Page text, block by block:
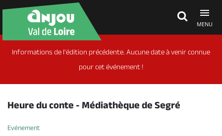
MENU
Découvrir
Agenda
Informations de l'édition précédente. Aucune date à venir connue
pour cet événement !
Heure du conte - Médiathèque de Segré
Evénement